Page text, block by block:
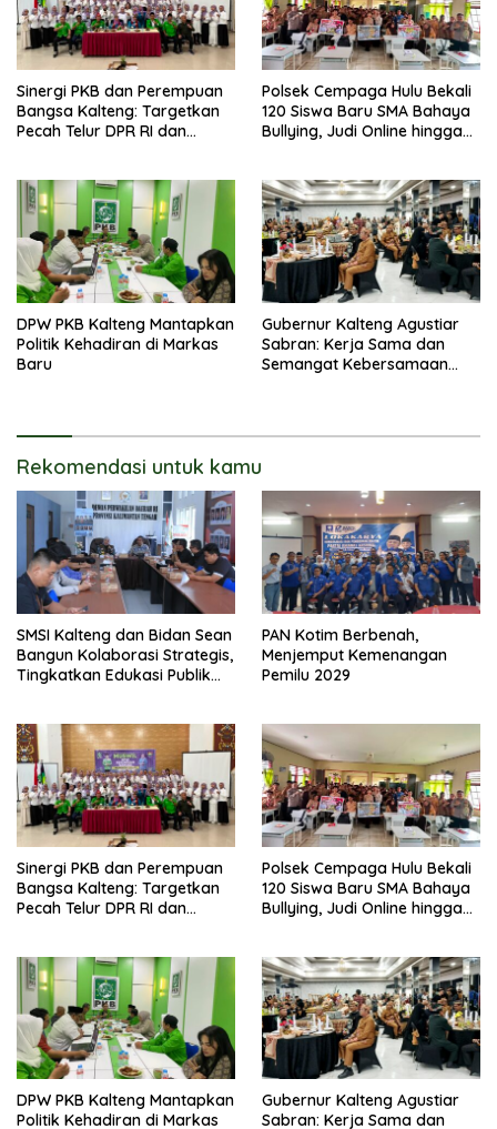
Sinergi PKB dan Perempuan
Bangsa Kalteng: Targetkan
Pecah Telur DPR RI dan
Polsek Cempaga Hulu Bekali
120 Siswa Baru SMA Bahaya
Bullying, Judi Online hingga
DPW PKB Kalteng Mantapkan
Politik Kehadiran di Markas
Baru
Gubernur Kalteng Agustiar
Sabran: Kerja Sama dan
Semangat Kebersamaan
Rekomendasi untuk kamu
SMSI Kalteng dan Bidan Sean
Bangun Kolaborasi Strategis,
Tingkatkan Edukasi Publik
PAN Kotim Berbenah,
Menjemput Kemenangan
Pemilu 2029
Sinergi PKB dan Perempuan
Bangsa Kalteng: Targetkan
Pecah Telur DPR RI dan
Polsek Cempaga Hulu Bekali
120 Siswa Baru SMA Bahaya
Bullying, Judi Online hingga
DPW PKB Kalteng Mantapkan
Politik Kehadiran di Markas
Gubernur Kalteng Agustiar
Sabran: Kerja Sama dan